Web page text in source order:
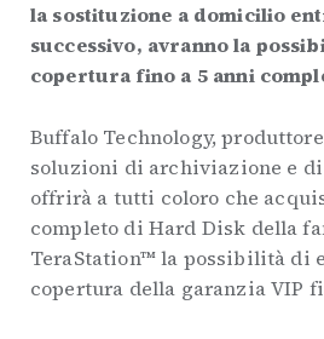
la sostituzione a domicilio
successivo, avranno la
copertura fino a 5 anni
Buffalo Technology,
soluzioni di archiviazione e
offrirà a tutti coloro che
completo di Hard Disk della
TeraStation™ la possibilità di
copertura della garanzia VIP